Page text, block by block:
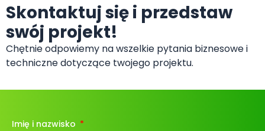
Skontaktuj się i przedstaw
swój projekt!
Chętnie odpowiemy na wszelkie pytania biznesowe i
techniczne dotyczące twojego projektu.
Imię i nazwisko